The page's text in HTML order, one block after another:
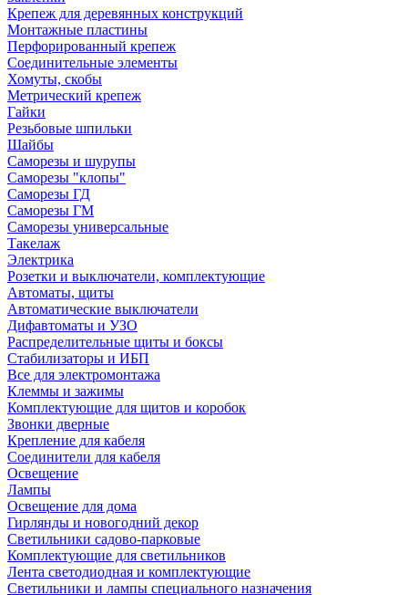
Крепеж для деревянных конструкций
Монтажные пластины
Перфорированный крепеж
Соединительные элементы
Хомуты, скобы
Метрический крепеж
Гайки
Резьбовые шпильки
Шайбы
Саморезы и шурупы
Саморезы "клопы"
Саморезы ГД
Саморезы ГМ
Саморезы универсальные
Такелаж
Электрика
Розетки и выключатели, комплектующие
Автоматы, щиты
Автоматические выключатели
Дифавтоматы и УЗО
Распределительные щиты и боксы
Стабилизаторы и ИБП
Все для электромонтажа
Клеммы и зажимы
Комплектующие для щитов и коробок
Звонки дверные
Крепление для кабеля
Соединители для кабеля
Освещение
Лампы
Освещение для дома
Гирлянды и новогодний декор
Светильники садово-парковые
Комплектующие для светильников
Лента светодиодная и комплектующие
Светильники и лампы специального назначения